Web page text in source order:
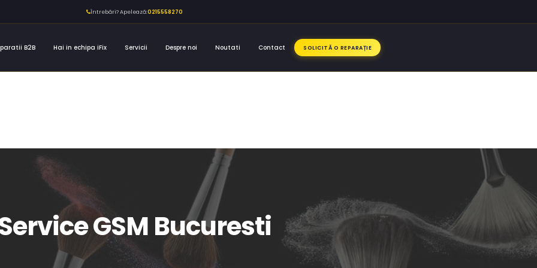
Întrebări? Apelează:0215558270
B2B Hai in echipa iFix Servicii Despre noi Noutati Contact SOLICITĂ O REPARAȚIE
GSM Bucuresti